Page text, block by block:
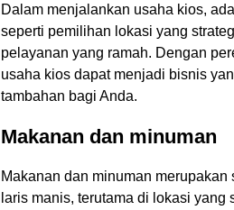
Dalam menjalankan usaha kios,
seperti pemilihan lokasi yang
pelayanan yang ramah. Dengan
usaha kios dapat menjadi bisnis
tambahan bagi Anda.
Makanan dan minuman
Makanan dan minuman
laris manis, terutama di lokasi